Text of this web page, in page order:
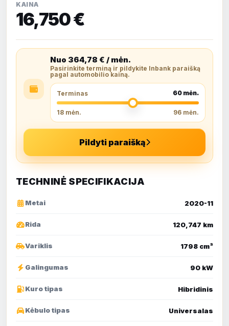
KAINA
16,750 €
Nuo 364,78 € / mėn.
Pasirinkite terminą ir pildykite Inbank paraišką
pagal automobilio kainą.
Terminas 60 mėn.
18 mėn. 96 mėn.
Pildyti paraišką
TECHNINĖ SPECIFIKACIJA
Metai 2020-11
Rida 120,747 km
Variklis 1798 cm³
Galingumas 90 kW
Kuro tipas Hibridinis
Kėbulo tipas Universalas